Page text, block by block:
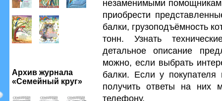
Архив журнала
«Семейный круг»
незаменимыми
приобрести
балки, грузоподъёмность
тонн. Узнать
детальное описание
можно, если выбрать
балки. Если у покупателя
получить ответы на них
телефону.